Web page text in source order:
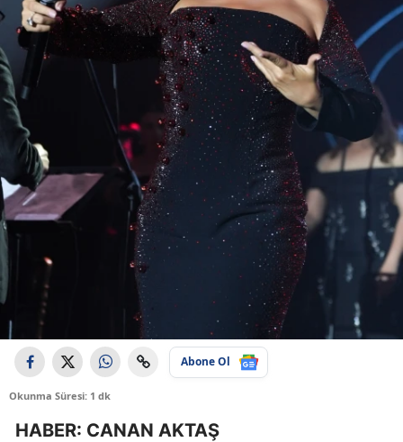
Abone Ol
Okunma Süresi: 1 dk
HABER: CANAN AKTAŞ